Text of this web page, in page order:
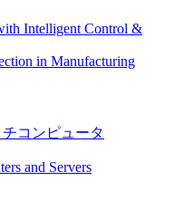
Intelligent Control &
in Manufacturing
コンピュータ
and Servers